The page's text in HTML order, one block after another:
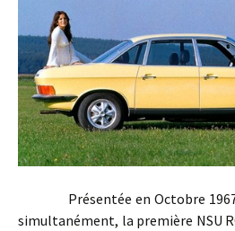
Présentée en Octobre 1967,
simultanément, la première NSU